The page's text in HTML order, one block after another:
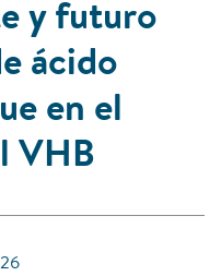
y futuro
ácido
en el
VHB